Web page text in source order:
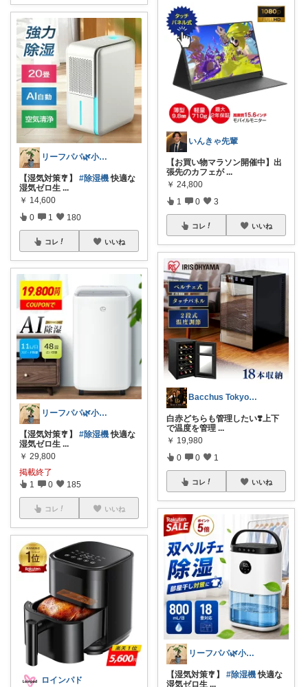
リーフパパ🌿小学2年生女の子のパパ
【湿気対策🎐】 #除湿機快適な
湿気ゼロ生 ...
￥ 14,600
0 1 180
コレ いいね
リーフパパ🌿小学2年生女の子のパパ
【湿気対策🎐】 #除湿機快適な
湿気ゼロ生 ...
￥ 29,800
掲載終了
1 0 185
コレ いいね
ロインパド
いんきゃ先輩
【お買い物マラソン開催中】出
張先のカフェが ...
￥ 24,800
1 0 3
コレ いいね
Bacchus Tokyo Wine
白赤どちらも管理したい❣️上下
で温度を管理 ...
￥ 19,980
0 0 1
コレ いいね
リーフパパ🌿小学2年生女の子のパパ
【湿気対策🎐】 #除湿機快適な
湿気ゼロ生 ...